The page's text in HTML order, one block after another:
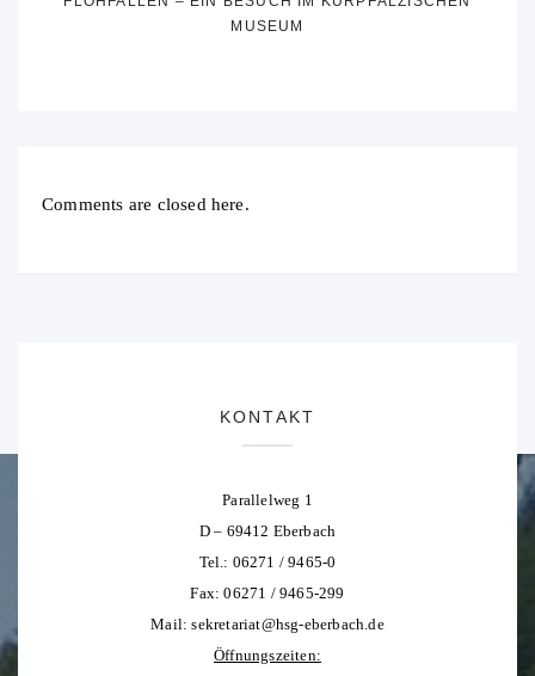
MUSEUM
Comments are closed here.
KONTAKT
Parallelweg 1
D – 69412 Eberbach
Tel.: 06271 / 9465-0
Fax: 06271 / 9465-299
Mail:sekretariat@hsg-eberbach.de
Öffnungszeiten: